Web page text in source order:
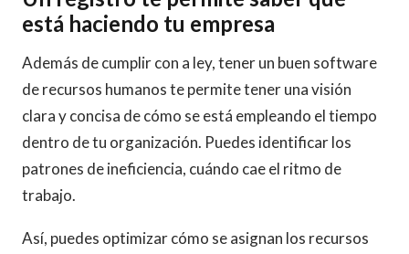
está haciendo tu empresa
Además de cumplir con a ley, tener un buen software
de recursos humanos te permite tener una visión
clara y concisa de cómo se está empleando el tiempo
dentro de tu organización. Puedes identificar los
patrones de ineficiencia, cuándo cae el ritmo de
trabajo.
Así, puedes optimizar cómo se asignan los recursos